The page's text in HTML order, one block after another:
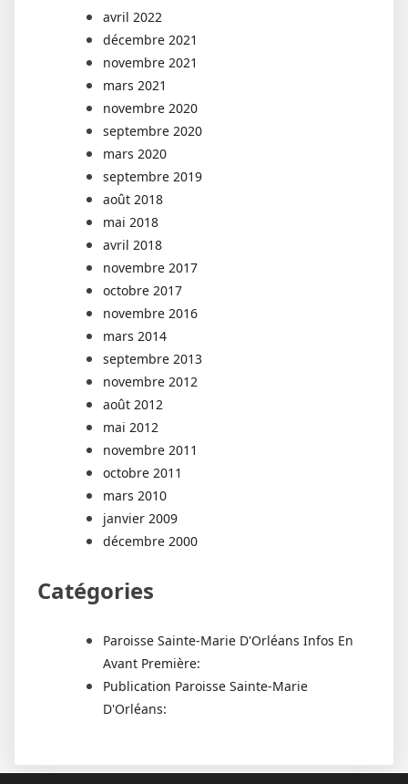
avril 2022
décembre 2021
novembre 2021
mars 2021
novembre 2020
septembre 2020
mars 2020
septembre 2019
août 2018
mai 2018
avril 2018
novembre 2017
octobre 2017
novembre 2016
mars 2014
septembre 2013
novembre 2012
août 2012
mai 2012
novembre 2011
octobre 2011
mars 2010
janvier 2009
décembre 2000
Catégories
Paroisse Sainte-Marie D'Orléans Infos En
Avant Première:
Publication Paroisse Sainte-Marie
D'Orléans: